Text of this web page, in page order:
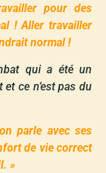
pour des
! Aller travailler
normal !
qui a été un
ce n’est pas du
parle avec ses
de vie correct
»